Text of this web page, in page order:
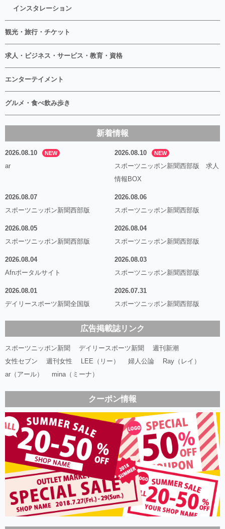
インスタレーション
観光・旅行・チケット
求人・ビジネス・サービス・教育・資格
エンターテイメント
グルメ・食べ飲み歩き
新着情報
2026.08.10 NEW
ar
2026.08.10 NEW
スポーツニッポン新聞西部版 求人
情報BOX
2026.08.07
スポーツニッポン新聞西部版
2026.08.06
スポーツニッポン新聞西部版
2026.08.05
スポーツニッポン新聞西部版
2026.08.04
スポーツニッポン新聞西部版
2026.08.04
Afnポータルサイト
2026.08.03
スポーツニッポン新聞西部版
2026.08.01
デイリースポーツ新聞全国版
2026.07.31
スポーツニッポン新聞西部版
広告掲載誌リンク
スポーツニッポン新聞 デイリースポーツ新聞
週刊新潮
女性セブン
週刊女性 LEE（リー） 婦人公論
Ray（レイ）
ar（アール）
mina（ミーナ）
クーポン情報